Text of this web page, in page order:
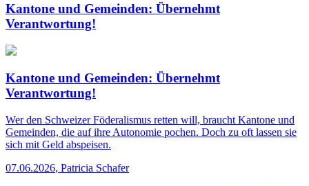
Kantone und Gemeinden: Übernehmt
Verantwortung!
Kantone und Gemeinden: Übernehmt
Verantwortung!
Wer den Schweizer Föderalismus retten will, braucht Kantone und
Gemeinden, die auf ihre Autonomie pochen. Doch zu oft lassen sie
sich mit Geld abspeisen.
07.06.2026, Patricia Schafer